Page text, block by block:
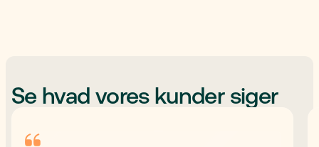
Se hvad vores kunder siger